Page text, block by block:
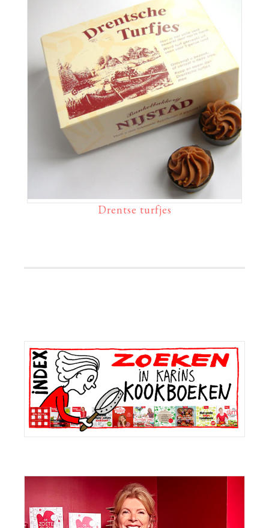
Drentse turfjes
Primaire
Sidebar